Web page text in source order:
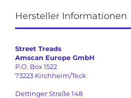
Hersteller Informationen
Street Treads
Amscan Europe GmbH
P.O. Box 1522
73223 Kirchheim/Teck
Dettinger Straße 148